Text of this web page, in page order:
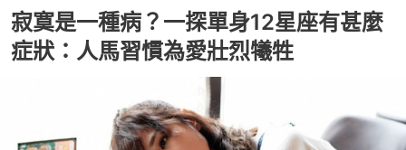
寂寞是一種病？一探單身12星座有甚麼
症狀：人馬習慣為愛壯烈犧牲